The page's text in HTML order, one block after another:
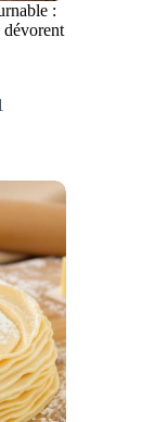
:
dévorent